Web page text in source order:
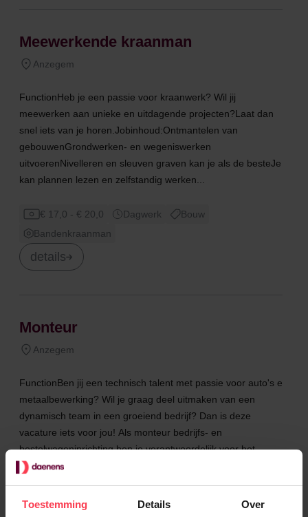
Toestemming Details Over
Meewerkende kraanman
Anzegem
FunctionHeb je een passie voor kraanwerk? Wil jij
meewerken aan unieke en uitdagende projecten?Laat dan
snel iets van je horen.Jobinhoud:Ontmantelen van
gebouwenGrondwerken- en wegeniswerken
uitvoerenNivelleren en sleuven graven kan je als de besteJe
kan plannen lezen en zelfstandig werken...
€ 17,0 - € 20,0 Dagwerk
Bouw
Bandenkraanman
details
Monteur
Anzegem
FunctionBen jij een technisch talent met passie voor auto's en
metaalbewerking? Wil je graag deel uitmaken van een
dynamisch team in een groeiend bedrijf? Dan is deze
vacature iets voor jou! Als monteur bedrijfs- en
bestelwageninrichting ben je verantwoordelijk voor het
creëren van fu...
€ 16,0 - € 18,0 Dagwerk
Techniek en industrie